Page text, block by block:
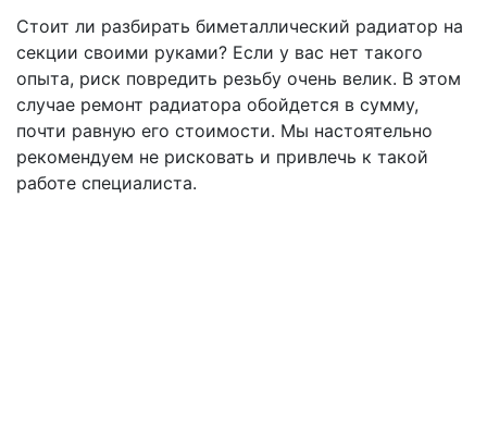
Стоит ли разбирать биметаллический радиатор на
секции своими руками? Если у вас нет такого
опыта, риск повредить резьбу очень велик. В этом
случае ремонт радиатора обойдется в сумму,
почти равную его стоимости. Мы настоятельно
рекомендуем не рисковать и привлечь к такой
работе специалиста.